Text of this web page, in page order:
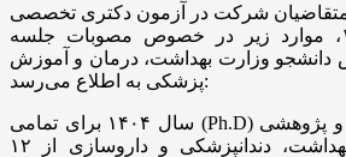
متقاضیان شرکت در آزمون دکتری تخصصی
و پژوهشی سال ۱۴۰۴، موارد زیر در خصوص مصوبات جلسه
وزارت بهداشت، درمان و آموزش
پزشکی به اطلاع می‌رسد:
آزمون دکتری تخصصی و پژوهشی (Ph.D) سال ۱۴۰۴ برای تمامی
رشته‌های علوم پایه، بهداشت، دندانپزشکی و داروسازی از ۱۲